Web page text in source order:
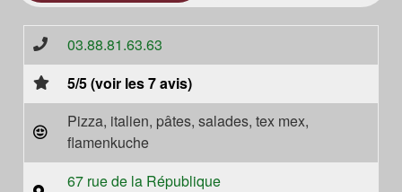
03.88.81.63.63
5/5 (voir les 7 avis)
Pizza, italien, pâtes, salades, tex mex,
flamenkuche
67 rue de la République